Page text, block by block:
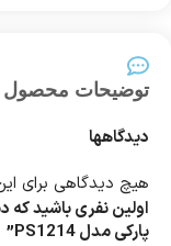
توضیحات محصول
دیدگاهها
هیچ دیدگاهی برای
اولین نفری باشید که
پارکی مدل PS1214”